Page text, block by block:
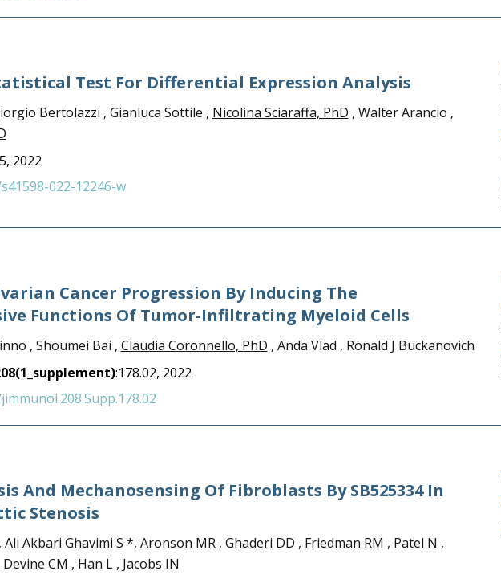
Test For Differential Expression Analysis
Bertolazzi , Gianluca Sottile , Nicolina Sciaraffa, PhD , Walter Arancio ,
2022
022-12246-w
Cancer Progression By Inducing The
Functions Of Tumor-Infiltrating Myeloid Cells
, Shoumei Bai , Claudia Coronnello, PhD , Anda Vlad , Ronald J Buckanovich
:178.02, 2022
And Mechanosensing Of Fibroblasts By SB525334 In
Stenosis
, Ali Akbari Ghavimi S *, Aronson MR , Ghaderi DD , Friedman RM , Patel N ,
CM , Han L , Jacobs IN